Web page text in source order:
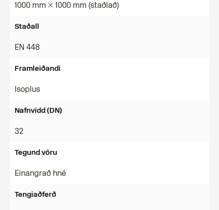
1000 mm × 1000 mm (staðlað)
Staðall
EN 448
Framleiðandi
Isoplus
Nafnvídd (DN)
32
Tegund vöru
Einangrað hné
Tengiaðferð